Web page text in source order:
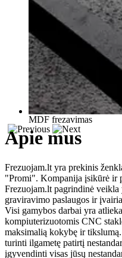
MDF frezavimas
Apie mus
Frezuojam.lt yra prekinis
"Promi". Kompanija įsikūrė ir
Frezuojam.lt pagrindinė
graviravimo paslaugos ir
Visi gamybos darbai yra
kompiuterizuotomis CNC
maksimalią kokybę ir
turinti ilgametę patirtį
įgyvendinti visas jūsų